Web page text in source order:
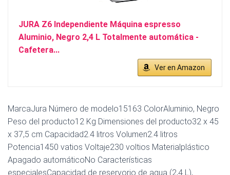
JURA Z6 Independiente Máquina espresso
Aluminio, Negro 2,4 L Totalmente automática -
Cafetera...
Ver en Amazon
MarcaJura Número de modelo15163 ColorAluminio, Negro
Peso del producto12 Kg Dimensiones del producto32 x 45
x 37,5 cm Capacidad2.4 litros Volumen2.4 litros
Potencia1450 vatios Voltaje230 voltios Materialplástico
Apagado automáticoNo Características
especialesCapacidad de reservorio de agua (2,4 L),